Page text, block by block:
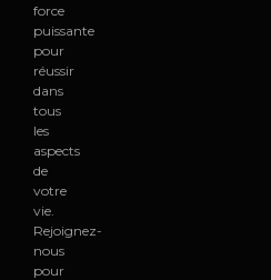
force
puissante
pour
réussir
dans
tous
les
aspects
de
votre
vie.
Rejoignez-
nous
pour